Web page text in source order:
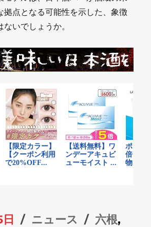
拠点となる可能性を示した、象徴
いでしょうか。
カ
ニュース
タ
六根,